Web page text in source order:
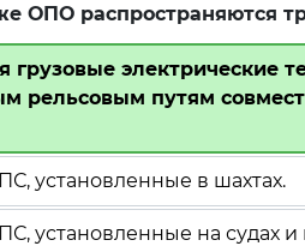
ОПО распространяются
грузовые электрические
рельсовым путям
установленные в шахтах.
установленные на судах